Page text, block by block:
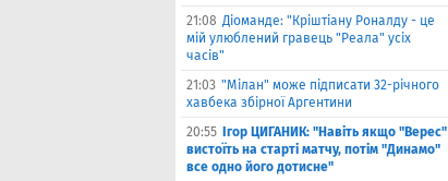
21:08 Діоманде: "Кріштіану Роналду - це
мій улюблений гравець "Реала" усіх
часів"
21:03 "Мілан" може підписати 32-річного
хавбека збірної Аргентини
20:55
Ігор ЦИГАНИК: "Навіть якщо "Верес"
вистоїть на старті матчу, потім "Динамо"
все одно його дотисне"